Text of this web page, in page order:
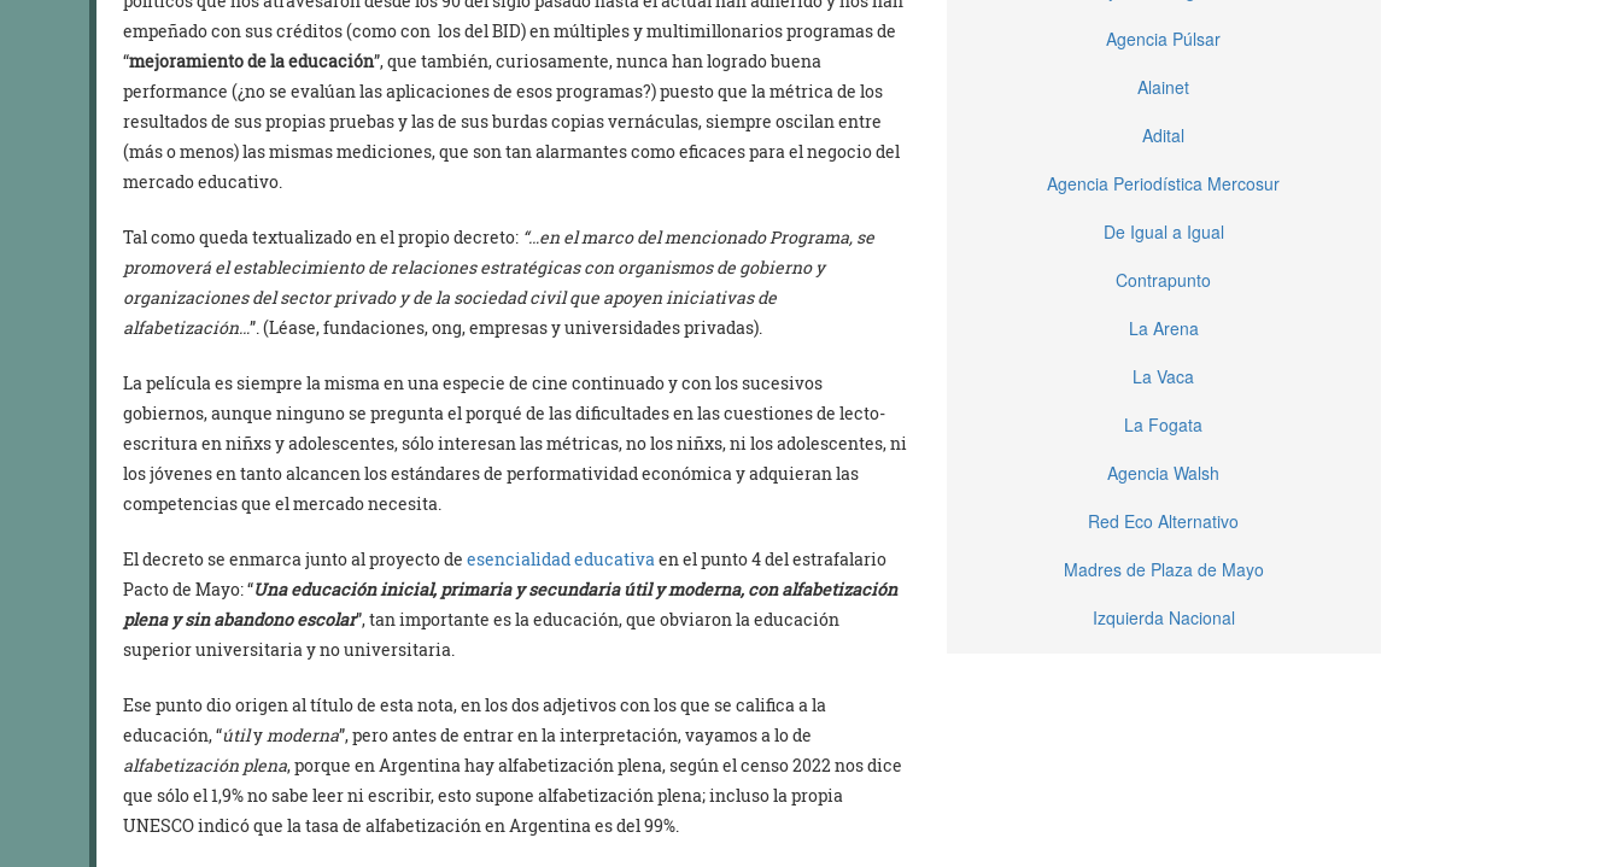
empeñado con sus créditos (como con los del BID) en múltiples y multimillonarios programas de
“mejoramiento de la educación”, que también, curiosamente, nunca han logrado buena
performance (¿no se evalúan las aplicaciones de esos programas?) puesto que la métrica de los
resultados de sus propias pruebas y las de sus burdas copias vernáculas, siempre oscilan entre
(más o menos) las mismas mediciones, que son tan alarmantes como eficaces para el negocio del
mercado educativo.
Tal como queda textualizado en el propio decreto: “…en el marco del mencionado Programa, se
promoverá el establecimiento de relaciones estratégicas con organismos de gobierno y
organizaciones del sector privado y de la sociedad civil que apoyen iniciativas de
alfabetización…”. (Léase, fundaciones, ong, empresas y universidades privadas).
La película es siempre la misma en una especie de cine continuado y con los sucesivos
gobiernos, aunque ninguno se pregunta el porqué de las dificultades en las cuestiones de lecto-
escritura en niñxs y adolescentes, sólo interesan las métricas, no los niñxs, ni los adolescentes, ni
los jóvenes en tanto alcancen los estándares de performatividad económica y adquieran las
competencias que el mercado necesita.
El decreto se enmarca junto al proyecto de esencialidad educativaen el punto 4 del estrafalario
Pacto de Mayo: “Una educación inicial, primaria y secundaria útil y moderna, con alfabetización
plena y sin abandono escolar”, tan importante es la educación, que obviaron la educación
superior universitaria y no universitaria.
Ese punto dio origen al título de esta nota, en los dos adjetivos con los que se califica a la
educación, “útilymoderna”, pero antes de entrar en la interpretación, vayamos a lo de
alfabetización plena, porque en Argentina hay alfabetización plena, según el censo 2022 nos dice
que sólo el 1,9% no sabe leer ni escribir, esto supone alfabetización plena; incluso la propia
UNESCO indicó que la tasa de alfabetización en Argentina es del 99%.
Agencia Púlsar
Alainet
Adital
Agencia Periodística Mercosur
De Igual a Igual
Contrapunto
La Arena
La Vaca
La Fogata
Agencia Walsh
Red Eco Alternativo
Madres de Plaza de Mayo
Izquierda Nacional